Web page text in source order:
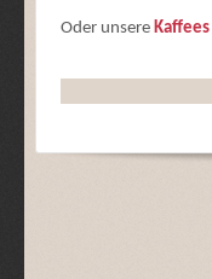
Oder unsere Kaffees